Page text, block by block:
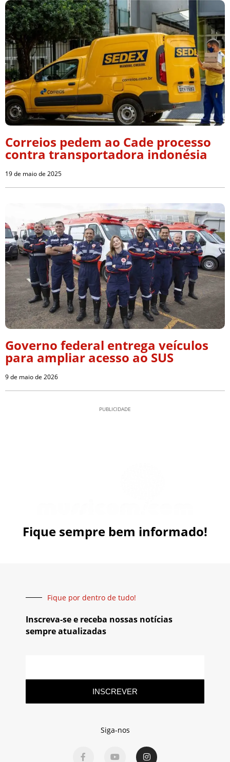
Correios pedem ao Cade processo
contra transportadora indonésia
19 de maio de 2025
Governo federal entrega veículos
para ampliar acesso ao SUS
9 de maio de 2026
PUBLICIDADE
Fique sempre bem informado!
Fique por dentro de tudo!
Inscreva-se e receba nossas notícias
sempre atualizadas
INSCREVER
Siga-nos